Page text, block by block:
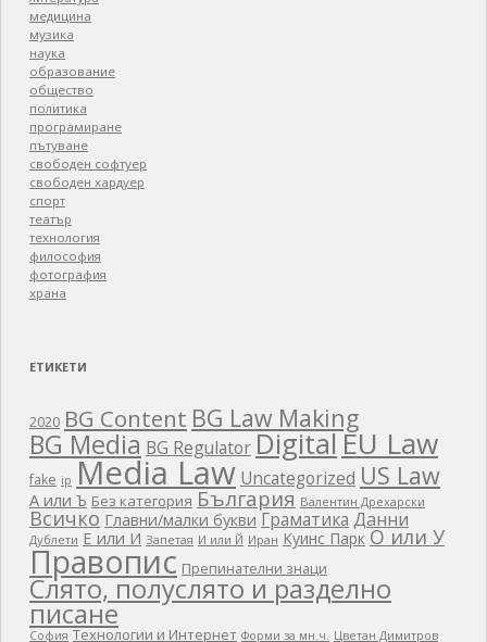
медицина
музика
наука
образование
общество
политика
програмиране
пътуване
свободен софтуер
свободен хардуер
спорт
театър
технология
философия
фотография
храна
ЕТИКЕТИ
2020 BG Content BG Law Making
BG Media BG RegulatorDigitalEU Law
fake ip Media Law Uncategorized US Law
А или Ъ Без категория България Валентин Дрехарски
Всичко Главни/малки букви Граматика Данни
Дублети Е или И Запетая И или Й Иран Куинс Парк О или У
Правопис Препинателни знаци
Слято, полуслято и разделно
писане
София Технологии и Интернет Форми за мн.ч. Цветан Димитров